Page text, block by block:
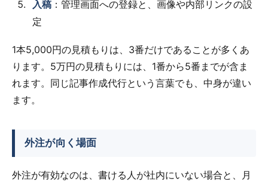
入稿 ：管理画面への登録と、画像や内部リンクの設
定
1本5,000円の見積もりは、3番だけであることが多くあ
ります。5万円の見積もりには、1番から5番までが含ま
れます。同じ記事作成代行という言葉でも、中身が違い
ます。
外注が向く場面
外注が有効なのは、書ける人が社内にいない場合と、月